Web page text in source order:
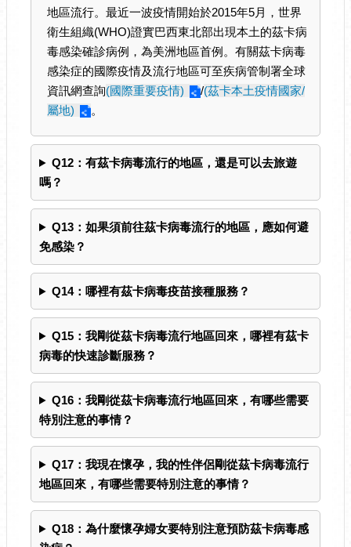
地區流行。最近一波疫情開始於2015年5月，世界
衛生組織(WHO)證實巴西東北部出現本土的茲卡病
毒感染確診病例，為美洲地區首例。有關茲卡病毒
感染症的國際疫情及流行地區可至疾病管制署全球
資訊網查詢(國際重要疫情) /(茲卡本土疫情國家/
屬地)
。
Q12：有茲卡病毒流行的地區，還是可以去旅遊
嗎？
Q13：如果須前往茲卡病毒流行的地區，應如何避
免感染？
Q14：哪裡有茲卡病毒疫苗接種服務？
Q15：我剛從茲卡病毒流行地區回來，哪裡有茲卡
病毒的快速診斷服務？
Q16：我剛從茲卡病毒流行地區回來，有哪些需要
特別注意的事情？
Q17：我現在懷孕，我的性伴侶剛從茲卡病毒流行
地區回來，有哪些需要特別注意的事情？
Q18：為什麼懷孕婦女要特別注意預防茲卡病毒感